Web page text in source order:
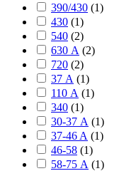
390/430 (1)
430 (1)
540 (2)
630 А (2)
720 (2)
37 А (1)
110 А (1)
340 (1)
30-37 А (1)
37-46 A (1)
46-58 (1)
58-75 А (1)